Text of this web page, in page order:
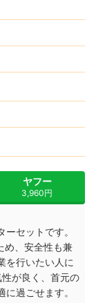
ヤフー
3,960円
セットです。
め、安全性も兼
を行いたい人に
が良く、首元の
過ごせます。